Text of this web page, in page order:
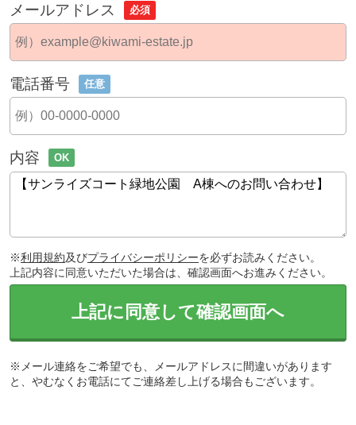
メールアドレス 必須
電話番号 任意
内容 OK
※利用規約及びプライバシーポリシーを必ずお読みください。
上記内容に同意いただいた場合は、確認画面へお進みください。
上記に同意して確認画面へ
※メール連絡をご希望でも、メールアドレスに間違いがあります
と、やむなくお電話にてご連絡差し上げる場合もございます。